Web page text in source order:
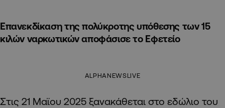
Επανεκδίκαση της πολύκροτης υπόθεσης των 15
κιλών ναρκωτικών αποφάσισε το Εφετείο
ALPHANEWSLIVE
Στις 21 Μαϊου 2025 ξανακάθεται στο εδώλιο του